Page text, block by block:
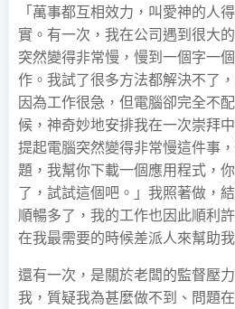
「萬事都互相效力，叫愛神的人
實。有一次，我在公司遇到很大
突然變得非常慢，慢到一個字一
作。我試了很多方法都解決不了
因為工作很急，但電腦卻完全不
候，神奇妙地安排我在一次崇拜
提起電腦突然變得非常慢這件事
題，我幫你下載一個應用程式，
了，試試這個吧。」我照著做，
順暢多了，我的工作也因此順利
在我最需要的時候差派人來幫助我
還有一次，是關於老闆的監督壓
我，質疑我為甚麼做不到、問題